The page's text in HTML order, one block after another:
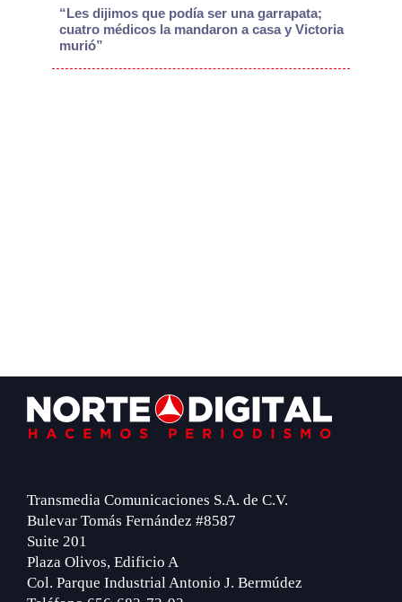
“Les dijimos que podía ser una garrapata;
cuatro médicos la mandaron a casa y Victoria
murió”
Footer
Transmedia Comunicaciones S.A. de C.V.
Bulevar Tomás Fernández #8587
Suite 201
Plaza Olivos, Edificio A
Col. Parque Industrial Antonio J. Bermúdez